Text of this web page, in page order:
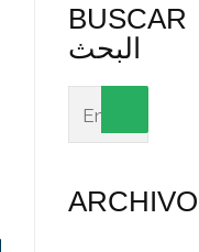
BUSCAR
البحث